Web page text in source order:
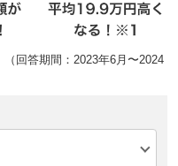
回答期間：2023年6月〜2024